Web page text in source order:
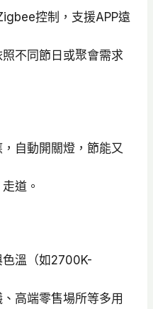
控制，支援APP遠
不同節日或聚會需求
自動開關燈，節能又
道。
溫（如2700K-
高端零售場所等多用